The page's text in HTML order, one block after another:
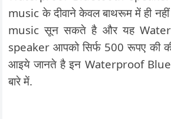
music के दीवाने केवल बाथरूम में ही नहीं
music सून सकते है और यह
speaker आपको सिर्फ 500 रूपए की
आइये जानते है इन Waterproof
बारे में.